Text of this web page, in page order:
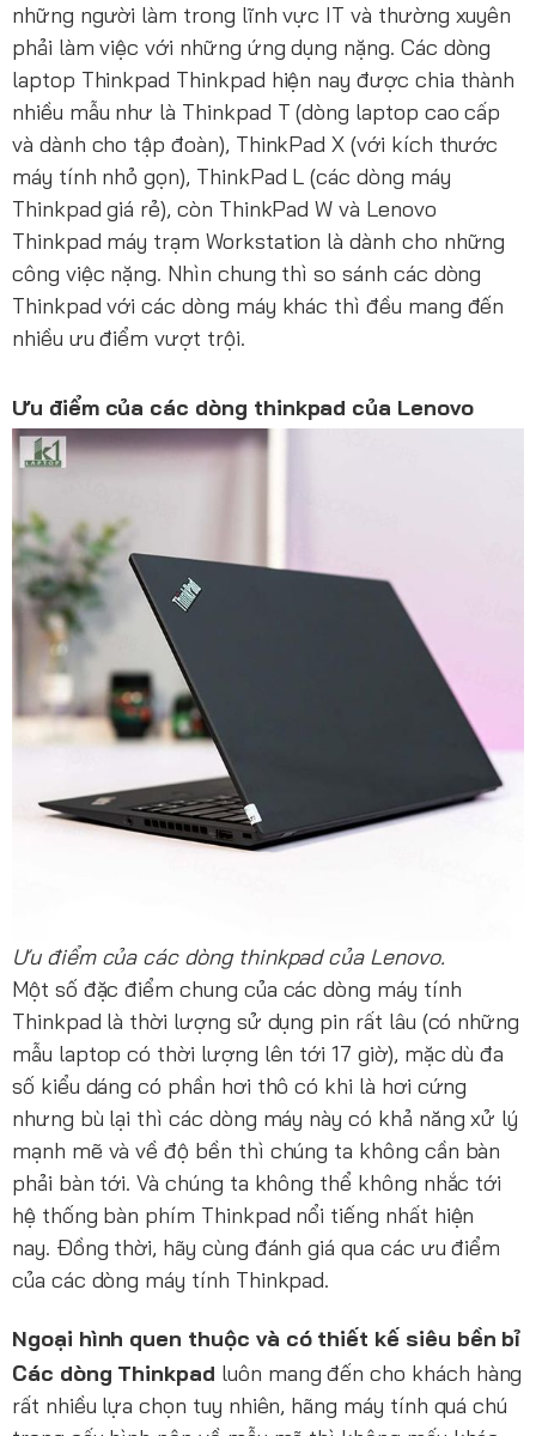
những người làm trong lĩnh vực IT và thường xuyên
phải làm việc với những ứng dụng nặng. Các dòng
laptop Thinkpad Thinkpad hiện nay được chia thành
nhiều mẫu như là Thinkpad T (dòng laptop cao cấp
và dành cho tập đoàn), ThinkPad X (với kích thước
máy tính nhỏ gọn), ThinkPad L (các dòng máy
Thinkpad giá rẻ), còn ThinkPad W và Lenovo
Thinkpad máy trạm Workstation là dành cho những
công việc nặng. Nhìn chung thì so sánh các dòng
Thinkpad với các dòng máy khác thì đều mang đến
nhiều ưu điểm vượt trội.
Ưu điểm của các dòng thinkpad của Lenovo
Ưu điểm của các dòng thinkpad của Lenovo.
Một số đặc điểm chung của các dòng máy tính
Thinkpad là thời lượng sử dụng pin rất lâu (có những
mẫu laptop có thời lượng lên tới 17 giờ), mặc dù đa
số kiểu dáng có phần hơi thô có khi là hơi cứng
nhưng bù lại thì các dòng máy này có khả năng xử lý
mạnh mẽ và về độ bền thì chúng ta không cần bàn
phải bàn tới. Và chúng ta không thể không nhắc tới
hệ thống bàn phím Thinkpad nổi tiếng nhất hiện
nay. Đồng thời, hãy cùng đánh giá qua các ưu điểm
của các dòng máy tính Thinkpad.
Ngoại hình quen thuộc và có thiết kế siêu bền bỉ
Các dòng Thinkpad luôn mang đến cho khách hàng
rất nhiều lựa chọn tuy nhiên, hãng máy tính quá chú